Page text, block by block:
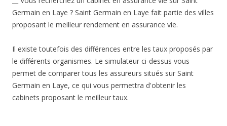
Germain en Laye ? Saint Germain en Laye fait partie des villes
proposant le meilleur rendement en assurance vie.
Il existe toutefois des différences entre les taux proposés par
le différents organismes. Le simulateur ci-dessus vous
permet de comparer tous les assureurs situés sur Saint
Germain en Laye, ce qui vous permettra d'obtenir les
cabinets proposant le meilleur taux.